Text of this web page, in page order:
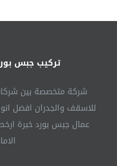
تركيب جبس
شركة متخصصة بين
للاسقف والجدران افضل
عمال جبس بورد خبرة